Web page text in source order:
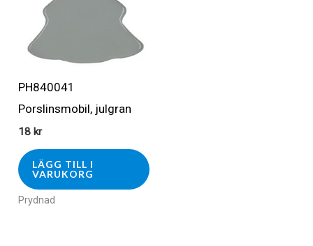
PH840041
Porslinsmobil, julgran
18 kr
LÄGG TILL I
VARUKORG
Prydnad